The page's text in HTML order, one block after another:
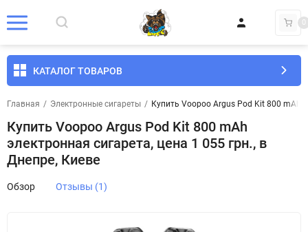
0
КАТАЛОГ ТОВАРОВ
Главная / Электронные сигареты / Купить Voopoo Argus Pod Kit 800 mAh
Купить Voopoo Argus Pod Kit 800 mAh
электронная сигарета, цена 1 055 грн., в
Днепре, Киеве
Обзор Отзывы (1)